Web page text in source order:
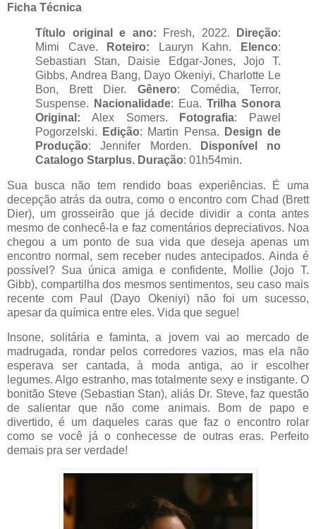
Ficha Técnica
Título original e ano: Fresh, 2022. Direção:
Mimi Cave.
Roteiro: Lauryn Kahn. Elenco:
Sebastian Stan, Daisie Edgar-Jones, Jojo T.
Gibbs, Andrea Bang, Dayo Okeniyi, Charlotte Le
Bon, Brett Dier. Gênero: Comédia, Terror,
Suspense.
Nacionalidade: Eua. Trilha Sonora
Original: Alex Somers. Fotografia: Pawel
Pogorzelski.
Edição: Martin Pensa.
Design de
Produção: Jennifer Morden.
Disponível no
Catalogo Starplus. Duração: 01h54min.
Sua busca não tem rendido boas experiências. É uma
decepção atrás da outra, como o encontro com Chad (Brett
Dier), um grosseirão que já decide dividir a conta antes
mesmo de conhecê-la e faz comentários depreciativos. Noa
chegou a um ponto de sua vida que deseja apenas um
encontro normal, sem receber nudes antecipados. Ainda é
possível? Sua única amiga e confidente, Mollie (Jojo T.
Gibb), compartilha dos mesmos sentimentos, seu caso mais
recente com Paul (Dayo Okeniyi) não foi um sucesso,
apesar da química entre eles. Vida que segue!
Insone, solitária e faminta, a jovem vai ao mercado de
madrugada, rondar pelos corredores vazios, mas ela não
esperava ser cantada, à moda antiga, ao ir escolher
legumes. Algo estranho, mas totalmente sexy e instigante. O
bonitão Steve (Sebastian Stan), aliás Dr. Steve, faz questão
de salientar que não come animais. Bom de papo e
divertido, é um daqueles caras que faz o encontro rolar
como se você já o conhecesse de outras eras. Perfeito
demais pra ser verdade!